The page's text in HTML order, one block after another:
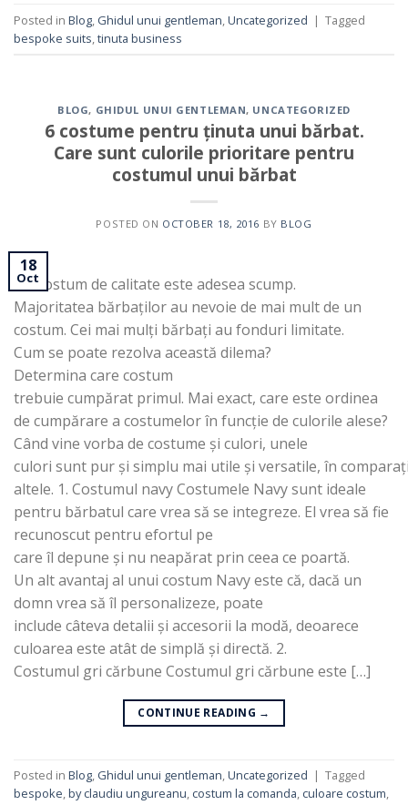
Posted in Blog, Ghidul unui gentleman,Uncategorized | Tagged
bespoke suits,tinuta business
BLOG, GHIDUL UNUI GENTLEMAN, UNCATEGORIZED
6 costume pentru ținuta unui bărbat.
Care sunt culorile prioritare pentru
costumul unui bărbat
POSTED ON OCTOBER 18, 2016 BY BLOG
18
Oct
Un costum de calitate este adesea scump.
Majoritatea bărbaților au nevoie de mai mult de un
costum. Cei mai mulți bărbați au fonduri limitate.
Cum se poate rezolva această dilema?
Determina care costum
trebuie cumpărat primul. Mai exact, care este ordinea
de cumpărare a costumelor în funcție de culorile alese?
Când vine vorba de costume și culori, unele
culori sunt pur și simplu mai utile și versatile, în
altele. 1. Costumul navy Costumele Navy sunt ideale
pentru bărbatul care vrea să se integreze. El vrea să fie
recunoscut pentru efortul pe
care îl depune și nu neapărat prin ceea ce poartă.
Un alt avantaj al unui costum Navy este că, dacă un
domn vrea să îl personalizeze, poate
include câteva detalii și accesorii la modă, deoarece
culoarea este atât de simplă și directă. 2.
Costumul gri cărbune Costumul gri cărbune este […]
CONTINUE READING →
Posted in Blog, Ghidul unui gentleman,Uncategorized | Tagged
bespoke,by claudiu ungureanu, costum la comanda, culoare costum,